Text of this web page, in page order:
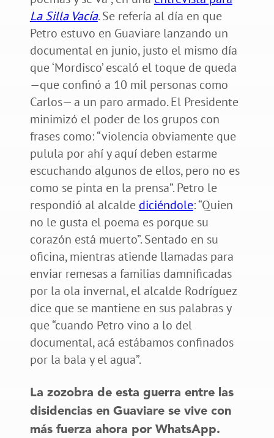
La Silla Vacía. Se refería al día en que
Petro estuvo en Guaviare lanzando un
documental en junio, justo el mismo día
que ‘Mordisco’ escaló el toque de queda
—que confinó a 10 mil personas como
Carlos— a un paro armado. El Presidente
minimizó el poder de los grupos con
frases como: “violencia obviamente que
pulula por ahí y aquí deben estarme
escuchando algunos de ellos, pero no es
como se pinta en la prensa”. Petro le
respondió al alcalde diciéndole: “Quien
no le gusta el poema es porque su
corazón está muerto”. Sentado en su
oficina, mientras atiende llamadas para
enviar remesas a familias damnificadas
por la ola invernal, el alcalde Rodríguez
dice que se mantiene en sus palabras y
que “cuando Petro vino a lo del
documental, acá estábamos confinados
por la bala y el agua”.
La zozobra de esta guerra entre las
disidencias en Guaviare se vive con
más fuerza ahora por WhatsApp.